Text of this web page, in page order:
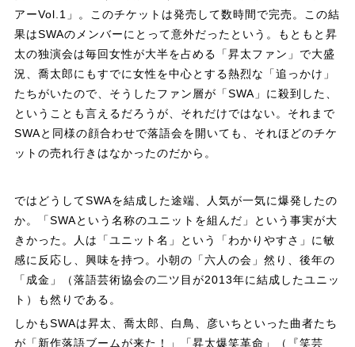
アーVol.1」。このチケットは発売して数時間で完売。この結
果はSWAのメンバーにとって意外だったという。もともと昇
太の独演会は毎回女性が大半を占める「昇太ファン」で大盛
況、喬太郎にもすでに女性を中心とする熱烈な「追っかけ」
たちがいたので、そうしたファン層が「SWA」に殺到した、
ということも言えるだろうが、それだけではない。それまで
SWAと同様の顔合わせで落語会を開いても、それほどのチケ
ットの売れ行きはなかったのだから。
ではどうしてSWAを結成した途端、人気が一気に爆発したの
か。「SWAという名称のユニットを組んだ」という事実が大
きかった。人は「ユニット名」という「わかりやすさ」に敏
感に反応し、興味を持つ。小朝の「六人の会」然り、後年の
「成金」（落語芸術協会の二ツ目が2013年に結成したユニッ
ト）も然りである。
しかもSWAは昇太、喬太郎、白鳥、彦いちといった曲者たち
が「新作落語ブームが来た！」「昇太爆笑革命」（『笑芸